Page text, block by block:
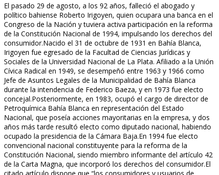
El pasado 29 de agosto, a los 92 años, falleció el abogado y
político bahiense Roberto Irigoyen, quien ocupara una banca en el
Congreso de la Nación y tuviera activa participación en la reforma
de la Constitución Nacional de 1994, impulsando los derechos del
consumidor.Nacido el 31 de octubre de 1931 en Bahía Blanca,
Irigoyen fue egresado de la Facultad de Ciencias Jurídicas y
Sociales de la Universidad Nacional de La Plata. Afiliado a la Unión
Cívica Radical en 1949, se desempeñó entre 1963 y 1966 como
Jefe de Asuntos Legales de la Municipalidad de Bahía Blanca
durante la intendencia de Federico Baeza, y en 1973 fue electo
concejal.Posteriormente, en 1983, ocupó el cargo de director de
Petroquímica Bahía Blanca en representación del Estado
Nacional, que poseía acciones mayoritarias en la empresa, y dos
años más tarde resultó electo como diputado nacional, habiendo
ocupado la presidencia de la Cámara Baja.En 1994 fue electo
convencional nacional constituyente para la reforma de la
Constitución Nacional, siendo miembro informante del artículo 42
de la Carta Magna, que incorporó los derechos del consumidor.El